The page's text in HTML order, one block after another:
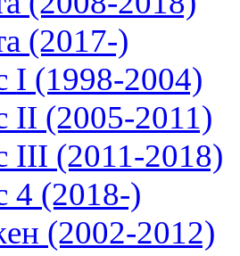
(2017-)
I (1998-2004)
II (2005-2011)
III (2011-2018)
4 (2018-)
(2002-2012)